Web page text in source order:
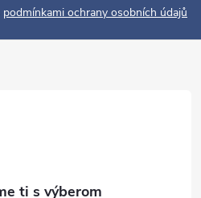
podmínkami ochrany osobních údajů